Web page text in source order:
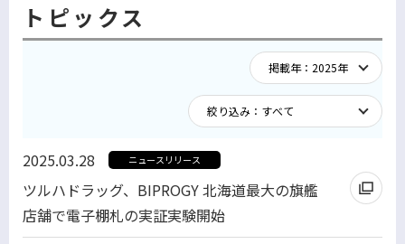
トピックス
2025.03.28 ニュースリリース
ツルハドラッグ、BIPROGY 北海道最大の旗艦
店舗で電子棚札の実証実験開始